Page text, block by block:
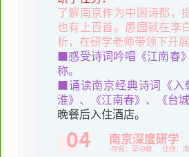
了解南京作为中国诗都，
也有上百首。愚园就在李
析，在研学老师带领下开
■感受诗词吟唱《江南春
称。
■诵读南京经典诗词《入
淮》、《江南春》、《台
晚餐后入住酒店。
04 南京深度研学
-用餐：早中晚 住宿：